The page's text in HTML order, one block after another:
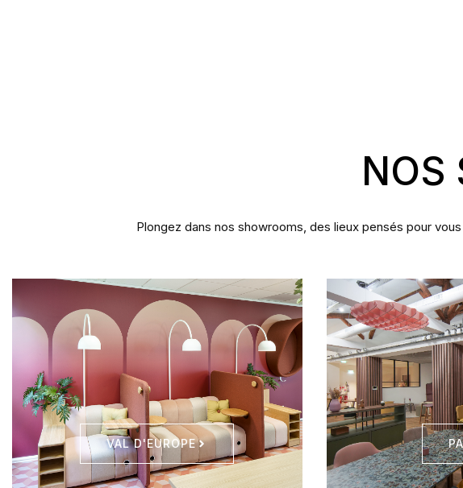
NOS
Plongez dans nos showrooms, des lieux pensés pour
VAL D'EUROPE